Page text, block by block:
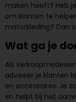
maken heeft? Heb
om klanten te
motorkleding? Dan
Wat ga je
Als
adviseer je klanten
en accessoires. Je
en helpt bij het